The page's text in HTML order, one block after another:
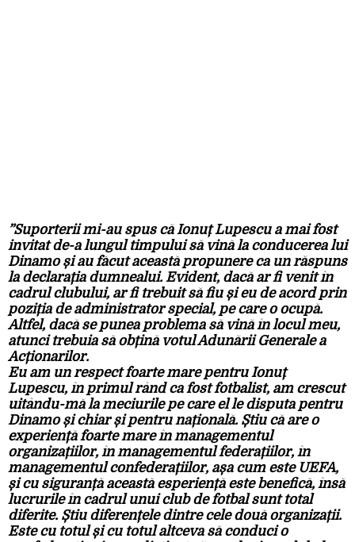
”Suporterii mi-au spus că Ionuț Lupescu a mai fost
invitat de-a lungul timpului să vină la conducerea lui
Dinamo și au făcut această propunere ca un răspuns
la declarația dumnealui. Evident, dacă ar fi venit în
cadrul clubului, ar fi trebuit să fiu și eu de acord prin
poziția de administrator special, pe care o ocupă.
Altfel, dacă se punea problema să vină în locul meu,
atunci trebuia să obțină votul Adunării Generale a
Acționarilor.
Eu am un respect foarte mare pentru Ionuț
Lupescu, în primul rând ca fost fotbalist, am crescut
uitându-mă la meciurile pe care el le disputa pentru
Dinamo și chiar și pentru națională. Știu că are o
experiență foarte mare în managementul
organizațiilor, în managementul federațiilor, în
managementul confederațiilor, așa cum este UEFA,
și cu siguranță această esperiență este benefică, însă
lucrurile în cadrul unui club de fotbal sunt total
diferite. Știu diferențele dintre cele două organizații.
Este cu totul și cu totul altceva să conduci o